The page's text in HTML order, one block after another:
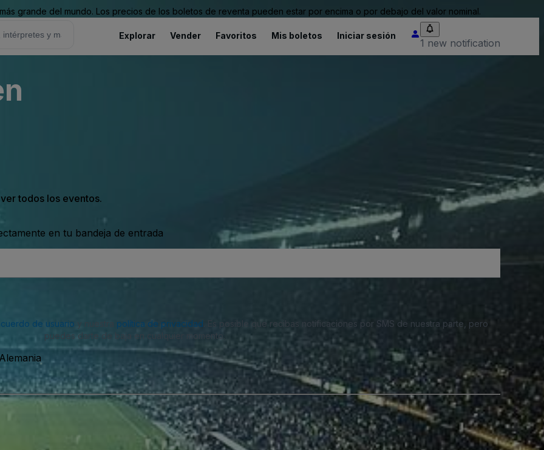
grande del mundo. Los precios de los boletos de reventa pueden estar por encima o por debajo del valor nominal.
Explorar Vender Favoritos Mis boletos Iniciar sesión
1 new notification
todos los eventos.
en tu bandeja de entrada
de usuario política de privacidad . Es posible que recibas notificaciones por SMS de nuestra parte, pero
puedes darte de baja en cualquier momento.